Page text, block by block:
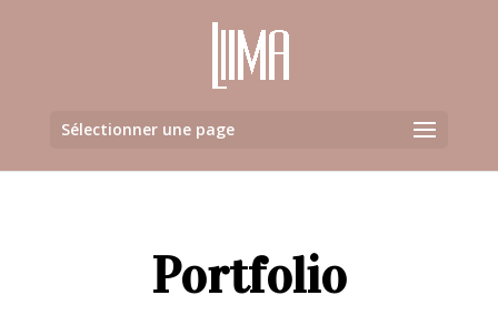
Sélectionner une page
Portfolio